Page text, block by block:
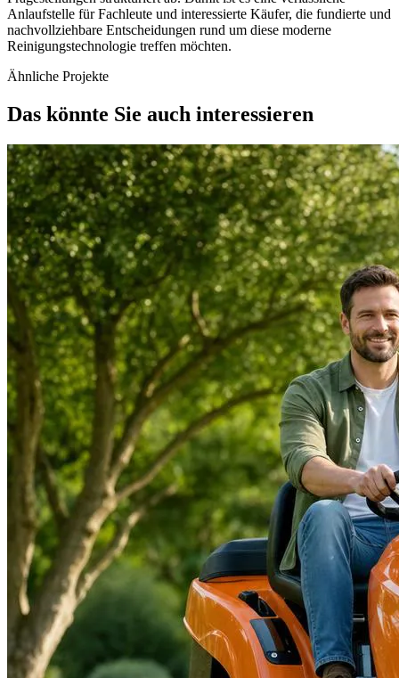
Anlaufstelle für Fachleute und interessierte Käufer, die fundierte und
nachvollziehbare Entscheidungen rund um diese moderne
Reinigungstechnologie treffen möchten.
Ähnliche Projekte
Das könnte Sie auch interessieren